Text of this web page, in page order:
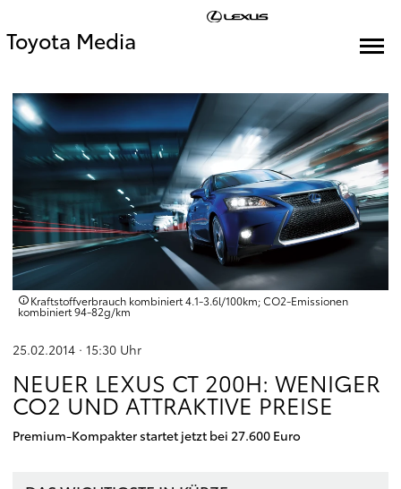
Toyota Media
Kraftstoffverbrauch kombiniert 4.1‑3.6l/100km; CO2‑Emissionen
kombiniert 94‑82g/km
25.02.2014 · 15:30 Uhr
NEUER LEXUS CT 200H: WENIGER
CO2 UND ATTRAKTIVE PREISE
Premium-Kompakter startet jetzt bei 27.600 Euro